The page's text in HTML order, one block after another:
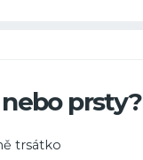
prsty?
trsátko